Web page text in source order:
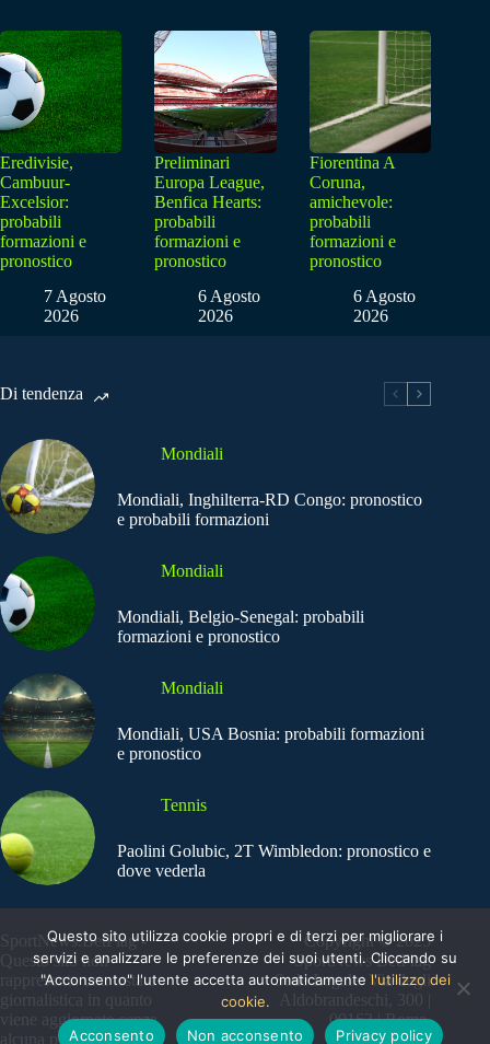
Eredivisie,
Cambuur-
Excelsior:
probabili
formazioni e
pronostico
7 Agosto
2026
Preliminari
Europa League,
Benfica Hearts:
probabili
formazioni e
pronostico
6 Agosto
2026
Fiorentina A
Coruna,
amichevole:
probabili
formazioni e
pronostico
6 Agosto
2026
Di tendenza
Mondiali
Mondiali, Inghilterra-RD Congo: pronostico
e probabili formazioni
Mondiali
Mondiali, Belgio-Senegal: probabili
formazioni e pronostico
Mondiali
Mondiali, USA Bosnia: probabili formazioni
e pronostico
Tennis
Paolini Golubic, 2T Wimbledon: pronostico e
dove vederla
SportNews.BetFlag -
Questo sito non
rappresenta una testata
giornalistica in quanto
viene aggiornato senza
alcuna periodicità
Copyright © 2025
SportNews BetFlag
Sede Legale: Via degli
Aldobrandeschi, 300 |
00163 | Roma
Questo sito utilizza cookie propri e di terzi per migliorare i
servizi e analizzare le preferenze dei suoi utenti. Cliccando su
"Acconsento" l'utente accetta automaticamente l'utilizzo dei
cookie.
Acconsento
Non acconsento Privacy policy